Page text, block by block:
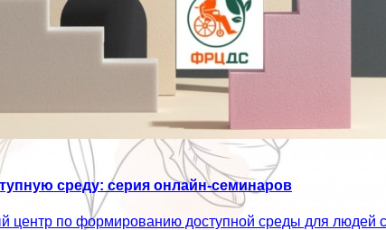
среду: серия онлайн-семинаров
центр по формированию доступной среды для людей